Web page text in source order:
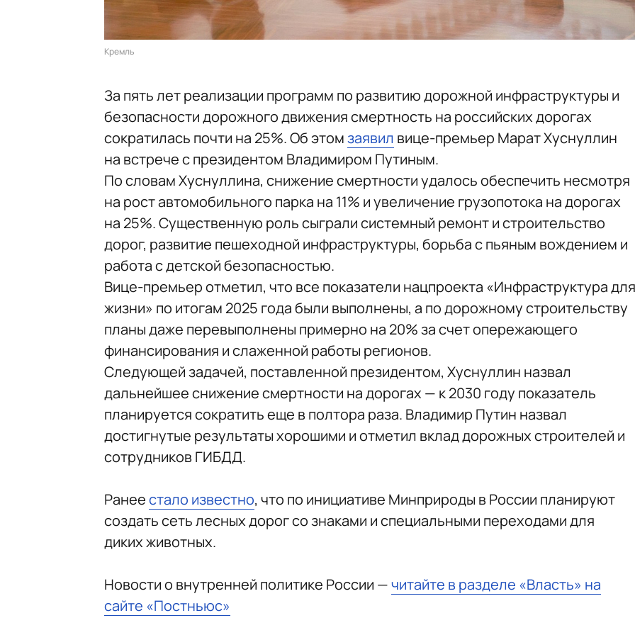
Кремль
За пять лет реализации программ по развитию дорожной инфраструктуры и
безопасности дорожного движения смертность на российских дорогах
сократилась почти на 25%. Об этомзаявил вице-премьер Марат Хуснуллин
на встрече с президентом Владимиром Путиным.
По словам Хуснуллина, снижение смертности удалось обеспечить несмотря
на рост автомобильного парка на 11% и увеличение грузопотока на дорогах
на 25%. Существенную роль сыграли системный ремонт и строительство
дорог, развитие пешеходной инфраструктуры, борьба с пьяным вождением и
работа с детской безопасностью.
Вице-премьер отметил, что все показатели нацпроекта «Инфраструктура для
жизни» по итогам 2025 года были выполнены, а по дорожному строительству
планы даже перевыполнены примерно на 20% за счет опережающего
финансирования и слаженной работы регионов.
Следующей задачей, поставленной президентом, Хуснуллин назвал
дальнейшее снижение смертности на дорогах — к 2030 году показатель
планируется сократить еще в полтора раза. Владимир Путин назвал
достигнутые результаты хорошими и отметил вклад дорожных строителей и
сотрудников ГИБДД.
Ранеестало известно, что по инициативе Минприроды в России планируют
создать сеть лесных дорог со знаками и специальными переходами для
диких животных.
Новости о внутренней политике России —читайте в разделе «Власть» на
сайте «Постньюс»